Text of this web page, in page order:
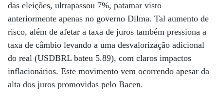
das eleições, ultrapassou 7%, patamar visto
anteriormente apenas no governo Dilma. Tal aumento de
risco, além de afetar a taxa de juros também pressiona a
taxa de câmbio levando a uma desvalorização adicional
do real (USDBRL bateu 5.89), com claros impactos
inflacionários. Este movimento vem ocorrendo apesar da
alta dos juros promovidas pelo Bacen.